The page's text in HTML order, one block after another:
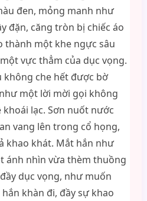
đen, mỏng manh như
đặn, căng tròn bị chiếc áo
thành một khe ngực sâu
vực thẳm của dục vọng.
không che hết được bờ
một lời mời gọi không
lạc. Sơn nuốt nước
vang lên trong cổ họng,
khao khát. Mắt hắn như
ánh nhìn vừa thèm thuồng
dục vọng, như muốn
khàn đi, đầy sự khao